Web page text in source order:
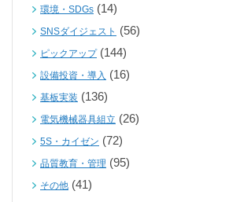
環境・SDGs (14)
SNSダイジェスト (56)
ピックアップ(144)
設備投資・導入 (16)
基板実装 (136)
電気機械器具組立 (26)
5S・カイゼン (72)
品質教育・管理 (95)
その他 (41)